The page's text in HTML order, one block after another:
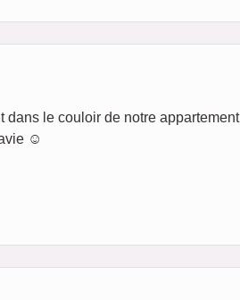
dans le couloir de notre appartement
☺️